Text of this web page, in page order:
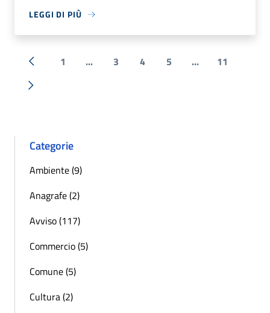
LEGGI DI PIÙ
« Precedente
1 ... 3 4 5 ... 11
Successiva »
Categorie
Ambiente (9)
Anagrafe (2)
Avviso (117)
Commercio (5)
Comune (5)
Cultura (2)